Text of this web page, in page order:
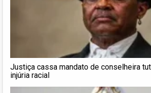
Justiça cassa mandato de conselheira
injúria racial